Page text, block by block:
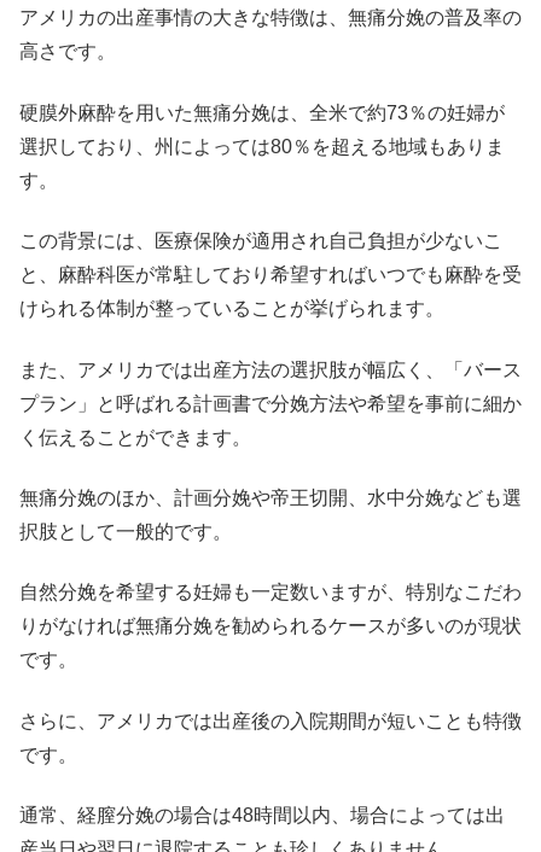
アメリカの出産事情の大きな特徴は、無痛分娩の普及率の
高さです。
硬膜外麻酔を用いた無痛分娩は、全米で約73％の妊婦が
選択しており、州によっては80％を超える地域もありま
す。
この背景には、医療保険が適用され自己負担が少ないこ
と、麻酔科医が常駐しており希望すればいつでも麻酔を受
けられる体制が整っていることが挙げられます。
また、アメリカでは出産方法の選択肢が幅広く、「バース
プラン」と呼ばれる計画書で分娩方法や希望を事前に細か
く伝えることができます。
無痛分娩のほか、計画分娩や帝王切開、水中分娩なども選
択肢として一般的です。
自然分娩を希望する妊婦も一定数いますが、特別なこだわ
りがなければ無痛分娩を勧められるケースが多いのが現状
です。
さらに、アメリカでは出産後の入院期間が短いことも特徴
です。
通常、経膣分娩の場合は48時間以内、場合によっては出